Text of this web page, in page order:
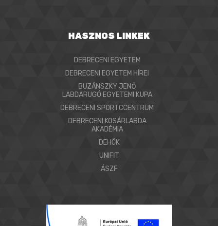
HASZNOS LINKEK
DEBRECENI EGYETEM
DEBRECENI EGYETEM HÍREI
BUZÁNSZKY JENŐ
LABDARUGÓ EGYETEMI KUPA
DEBRECENI SPORTCCENTRUM
DEBRECENI KOSÁRLABDA
AKADÉMIA
DEHÖK
UNIFIT
ÁSZF